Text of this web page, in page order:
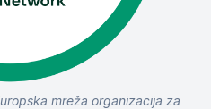
mreža organizacija za